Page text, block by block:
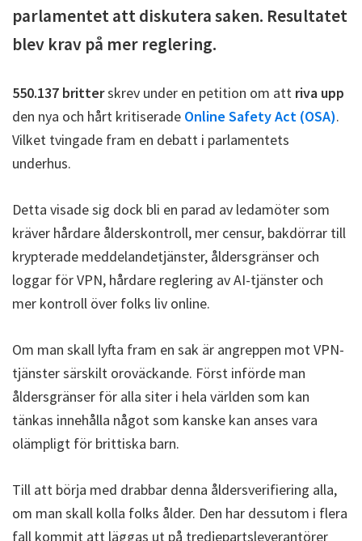
parlamentet att diskutera saken. Resultatet
blev krav på mer reglering.
550.137 britterskrev under en petition om att riva upp
den nya och hårt kritiserade Online Safety Act (OSA).
Vilket tvingade fram en debatt i parlamentets
underhus.
Detta visade sig dock bli en parad av ledamöter som
kräver hårdare ålderskontroll, mer censur, bakdörrar till
krypterade meddelandetjänster, åldersgränser och
loggar för VPN, hårdare reglering av AI-tjänster och
mer kontroll över folks liv online.
Om man skall lyfta fram en sak är angreppen mot VPN-
tjänster särskilt oroväckande. Först införde man
åldersgränser för alla siter i hela världen som kan
tänkas innehålla något som kanske kan anses vara
olämpligt för brittiska barn.
Till att börja med drabbar denna åldersverifiering alla,
om man skall kolla folks ålder. Den har dessutom i flera
fall kommit att läggas ut på tredjepartsleverantörer